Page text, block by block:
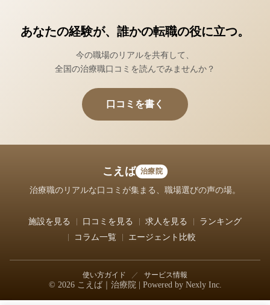
あなたの経験が、誰かの転職の役に立つ。
今の職場のリアルを共有して、
全国の治療職口コミを読んでみませんか？
口コミを書く
こえば 治療院
治療職のリアルな口コミが集まる、職場選びの声の場。
施設を見る 口コミを見る 求人を見る
ランキング
コラム一覧
エージェント比較
使い方ガイド ／ サービス情報
© 2026 こえば｜治療院 | Powered by Nexly Inc.